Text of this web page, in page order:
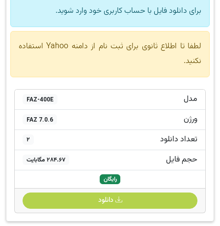
برای دانلود فایل با حساب کاربری خود وارد شوید.
لطفا تا اطلاع ثانوی برای ثبت نام از دامنه Yahoo استفاده
نکنید.
مدل FAZ-400E
ورژن FAZ 7.0.6
تعداد دانلود 2
حجم فایل 284.67 مگابایت
رایگان
دانلود